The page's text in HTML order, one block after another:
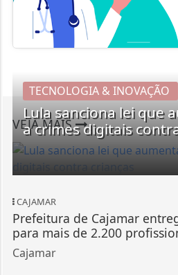
VEJA MAIS
TECNOLOGIA & INOVAÇÃO
Lula sanciona lei que
a crimes digitais
CAJAMAR
Prefeitura de Cajamar
para mais de 2.200
Cajamar